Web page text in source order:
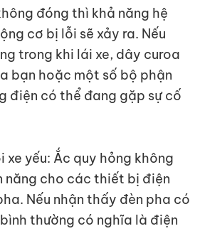
đóng thì khả năng hệ
cơ bị lỗi sẽ xảy ra. Nếu
trong khi lái xe, dây curoa
bạn hoặc một số bộ phận
điện có thể đang gặp sự cố
xe yếu: Ắc quy hỏng không
năng cho các thiết bị điện
Nếu nhận thấy đèn pha có
thường có nghĩa là điện